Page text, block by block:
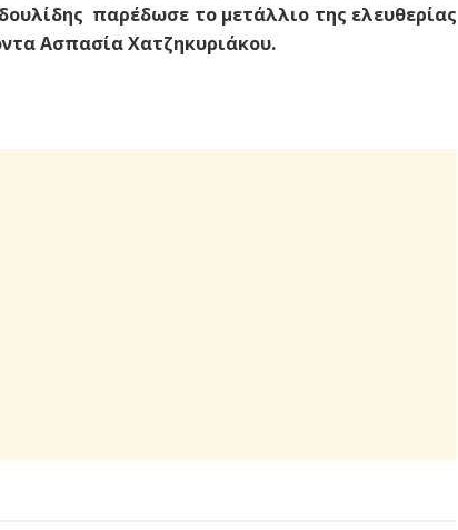
παρέδωσε το μετάλλιο της ελευθερίας
Ασπασία Χατζηκυριάκου.